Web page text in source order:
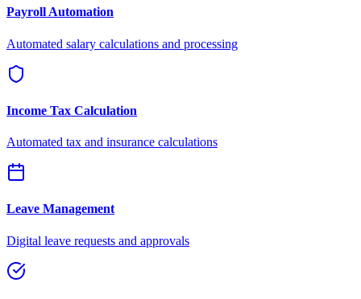
Payroll Automation
Automated salary calculations and processing
Income Tax Calculation
Automated tax and insurance calculations
Leave Management
Digital leave requests and approvals